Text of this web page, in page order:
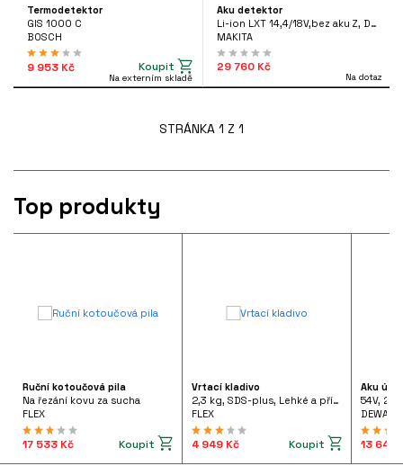
Termodetektor
GIS 1000 C
BOSCH
9 953 Kč Koupit
Na externím skladě
Aku detektor
Li-ion LXT 14,4/18V,bez aku Z, DWD181ZJ
MAKITA
29 760 Kč
Na dotaz
STRÁNKA 1 Z 1
Top produkty
Ruční kotoučová pila
Na řezání kovu za sucha
FLEX
17 533 Kč Koupit
Vrtací kladivo
2,3 kg, SDS-plus, Lehké a příruční vrtací kladivo 710 W pistolového tvaru, FHE 2-22 SDS-plus 230/CEE
FLEX
4 949 Kč Koupit
Aku
54V,
DEWALT
13 642